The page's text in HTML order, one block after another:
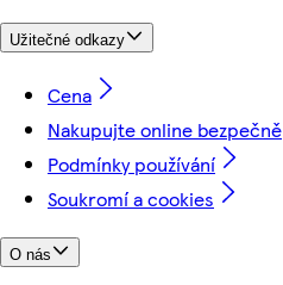
Užitečné odkazy
Cena
Nakupujte online bezpečně
Podmínky používání
Soukromí a cookies
O nás